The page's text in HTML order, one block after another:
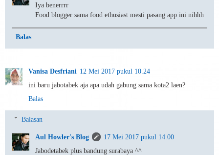
Iya benerrrr
Food blogger sama food ethusiast mesti pasang app ini nihhh
Balas
Vanisa Desfriani 12 Mei 2017 pukul 10.24
ini baru jabotabek aja apa udah gabung sama kota2 laen?
Balas
Balasan
Aul Howler's Blog
17 Mei 2017 pukul 14.00
Jabodetabek plus bandung surabaya ^^